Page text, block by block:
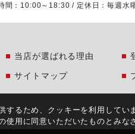
間：10:00～18:30 / 定休日：毎週水
当店が選ばれる理由
サイトマップ
るため、クッキーを利用してい
用に同意いただいたものとみな